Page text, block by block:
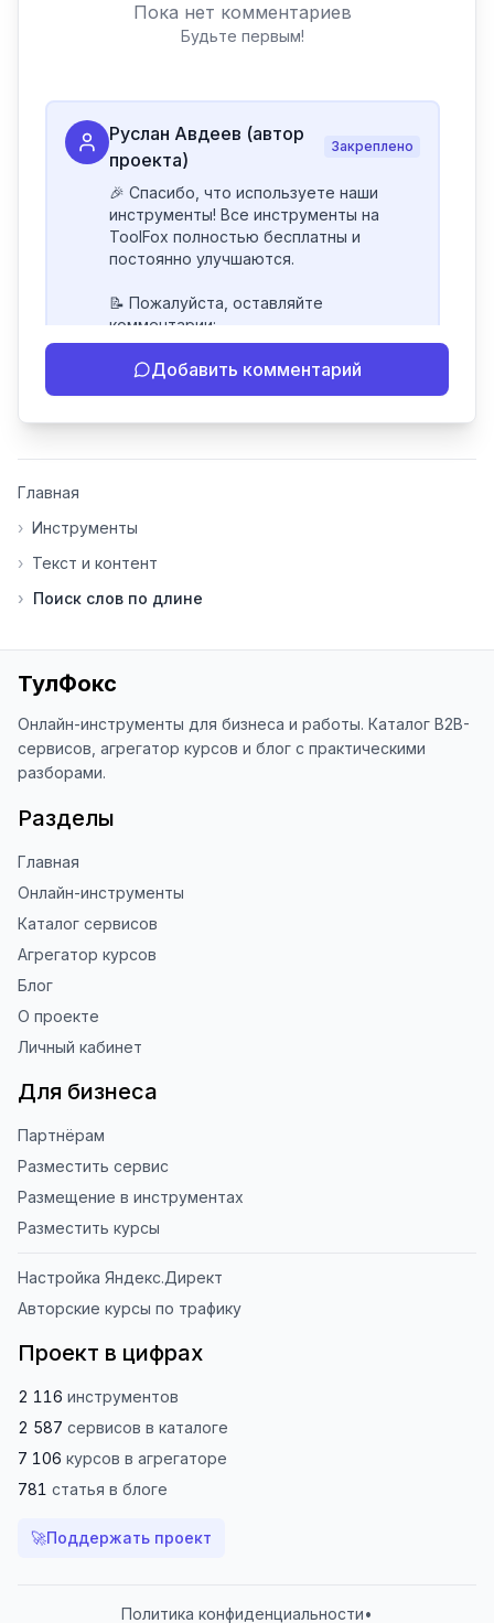
Пока нет комментариев
Будьте первым!
Руслан Авдеев (автор
проекта)
Закреплено
🎉 Спасибо, что используете наши
инструменты! Все инструменты на
ToolFox полностью бесплатны и
постоянно улучшаются.
📝 Пожалуйста, оставляйте
комментарии:
- Если инструмент работает
некорректно
инструменты нуждаются в доработке.
основе вашей обратной связи.
⭐ Если вам нравится ToolFox — буду
Яндекс.Браузере (нажмите на ⋮ →
«Оценить сайт» в панели браузера).
наши инструменты!
Добавить комментарий
Главная
› Инструменты
› Текст и контент
› Поиск слов по длине
ТулФокс
Онлайн-инструменты для бизнеса и работы. Каталог B2B-
сервисов, агрегатор курсов и блог с практическими
разборами.
Разделы
Главная
Онлайн-инструменты
Каталог сервисов
Агрегатор курсов
Блог
О проекте
Личный кабинет
Для бизнеса
Партнёрам
Разместить сервис
Размещение в инструментах
Разместить курсы
Настройка Яндекс.Директ
Авторские курсы по трафику
Проект в цифрах
2 116 инструментов
2 587 сервисов в каталоге
7 106 курсов в агрегаторе
781 статья в блоге
🚀Поддержать проект
Политика конфиденциальности•